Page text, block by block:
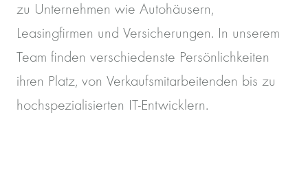
zu Unternehmen wie Autohäusern,
Leasingfirmen und Versicherungen. In unserem
Team finden verschiedenste Persönlichkeiten
ihren Platz, von Verkaufsmitarbeitenden bis zu
hochspezialisierten IT-Entwicklern.